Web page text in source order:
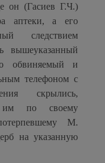
он (Гасиев Г.Ч.)
аптеки, а его
следствием
вышеуказанный
обвиняемый и
телефоном с
скрылись,
им по своему
М.
на указанную